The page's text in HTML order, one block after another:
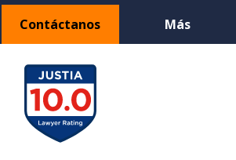
Contáctanos Más
un Accidente de Coche o
Motocicleta? ¿Perdiste a un
en una Muerte Injusta?